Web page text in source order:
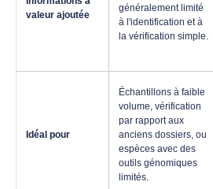
valeur ajoutée
généralement limité
à l'identification et à
la vérification simple.
Idéal pour
Échantillons à faible
volume, vérification
par rapport aux
anciens dossiers, ou
espèces avec des
outils génomiques
limités.